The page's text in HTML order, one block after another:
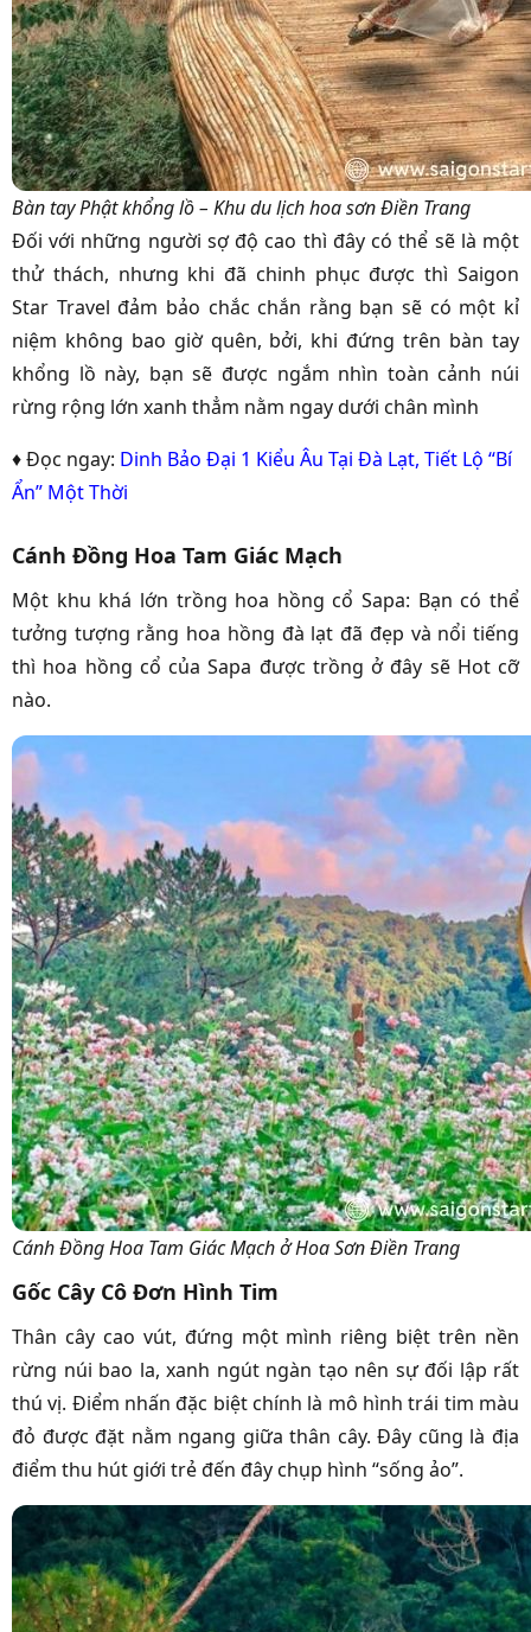
Bàn tay Phật khổng lồ – Khu du lịch hoa sơn Điền Trang
Đối với những người sợ độ cao thì đây có thể sẽ là một
thử thách, nhưng khi đã chinh phục được thì Saigon
Star Travel đảm bảo chắc chắn rằng bạn sẽ có một kỉ
niệm không bao giờ quên, bởi, khi đứng trên bàn tay
khổng lồ này, bạn sẽ được ngắm nhìn toàn cảnh núi
rừng rộng lớn xanh thẳm nằm ngay dưới chân mình
♦ Đọc ngay: Dinh Bảo Đại 1 Kiểu Âu Tại Đà Lạt, Tiết Lộ “Bí
Ẩn” Một Thời
Cánh Đồng Hoa Tam Giác Mạch
Một khu khá lớn trồng hoa hồng cổ Sapa: Bạn có thể
tưởng tượng rằng hoa hồng đà lạt đã đẹp và nổi tiếng
thì hoa hồng cổ của Sapa được trồng ở đây sẽ Hot cỡ
nào.
Cánh Đồng Hoa Tam Giác Mạch ở Hoa Sơn Điền Trang
Gốc Cây Cô Đơn Hình Tim
Thân cây cao vút, đứng một mình riêng biệt trên nền
rừng núi bao la, xanh ngút ngàn tạo nên sự đối lập rất
thú vị. Điểm nhấn đặc biệt chính là mô hình trái tim màu
đỏ được đặt nằm ngang giữa thân cây. Đây cũng là địa
điểm thu hút giới trẻ đến đây chụp hình “sống ảo”.